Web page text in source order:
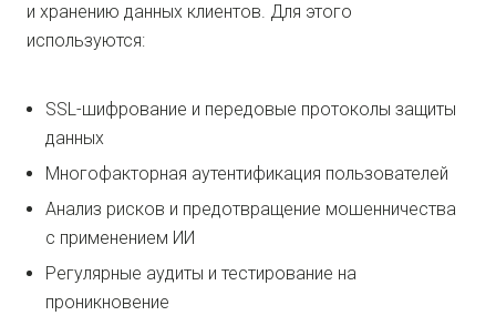
и хранению данных клиентов. Для этого
используются:
SSL-шифрование и передовые протоколы защиты
данных
Многофакторная аутентификация пользователей
Анализ рисков и предотвращение мошенничества
с применением ИИ
Регулярные аудиты и тестирование на
проникновение